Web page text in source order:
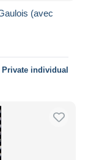
(avec
Private individual